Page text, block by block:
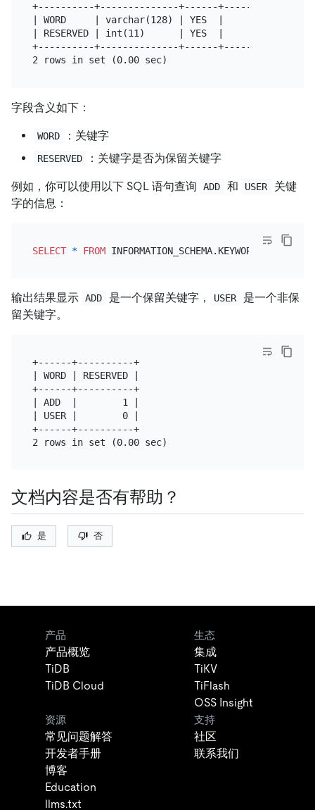
+----------+--------------+------+------+---------
| WORD     | varchar(128) | YES  |      |
| RESERVED | int(11)      | YES  |      |
+----------+--------------+------+------+---------
字段含义如下：
WORD ：关键字
RESERVED ：关键字是否为保留关键字
例如，你可以使用以下 SQL 语句查询 ADD 和 USER
关键
字的信息：
SELECT * FROM INFORMATION_SCHEMA.KEYWORDS WHERE
输出结果显示 ADD 是一个保留关键字， USER
是一个非保
留关键字。
+------+----------+
| WORD | RESERVED |
+------+----------+
| ADD  |        1 |
| USER |        0 |
+------+----------+
文档内容是否有帮助？
是 否
产品
产品概览
TiDB
TiDB Cloud
生态
集成
TiKV
TiFlash
OSS Insight
资源
常见问题解答
开发者手册
博客
Education
llms.txt
支持
社区
联系我们